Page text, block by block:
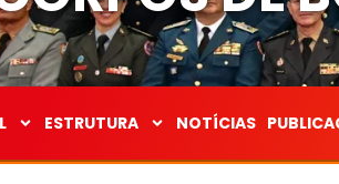
ESTRUTURA NOTÍCIAS